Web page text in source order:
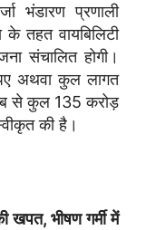
भंडारण प्रणाली
के तहत वायबिलिटी
संचालित होगी।
अथवा कुल लागत
से कुल 135 करोड़
की है।
खपत, भीषण गर्मी में